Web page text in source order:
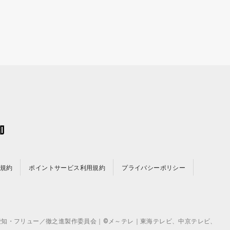
約 ポイントサービス利用規約 プライバシーポリシー
フリュー／徹之進製作委員会｜©メ～テレ｜東海テレビ、中京テレビ、